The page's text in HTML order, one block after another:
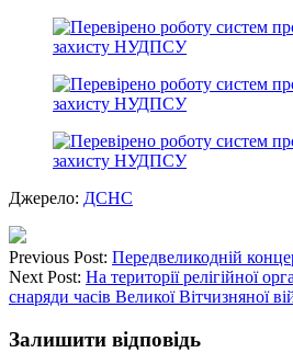
Джерело: ДСНС
Previous Post: Передвеликодній
Next Post: На території релігійної
снаряди часів Великої Вітчизняної
Залишити відповідь